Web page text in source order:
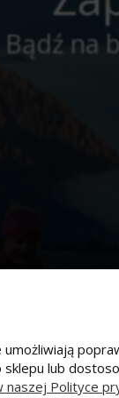
Bądź na
umożliwiają
lub
naszej Polityce